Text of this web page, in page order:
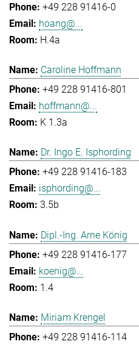
+49 228 91416-0
hoang@...
H.4a
Caroline Hoffmann
+49 228 91416-801
hoffmann@...
K 1.3a
Dr. Ingo E. Isphording
+49 228 91416-183
isphording@...
3.5b
Dipl.-Ing. Arne König
+49 228 91416-177
koenig@...
1.4
Miriam Krengel
+49 228 91416-114